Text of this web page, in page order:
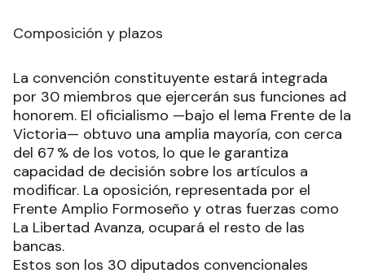
Composición y plazos
La convención constituyente estará integrada
por 30 miembros que ejercerán sus funciones ad
honorem. El oficialismo —bajo el lema Frente de la
Victoria— obtuvo una amplia mayoría, con cerca
del 67 % de los votos, lo que le garantiza
capacidad de decisión sobre los artículos a
modificar. La oposición, representada por el
Frente Amplio Formoseño y otras fuerzas como
La Libertad Avanza, ocupará el resto de las
bancas.
Estos son los 30 diputados convencionales